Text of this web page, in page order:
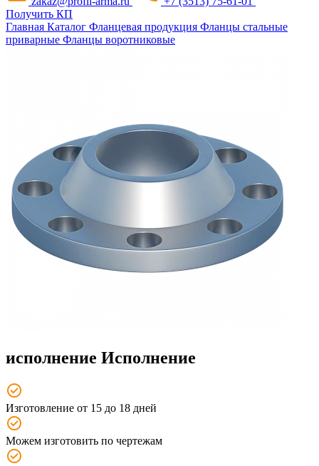
Получить КП
Главная Каталог Фланцевая продукция Фланцы стальные
приварные Фланцы воротниковые
исполнение Исполнение
Изготовление от 15 до 18 дней
Можем изготовить по чертежам